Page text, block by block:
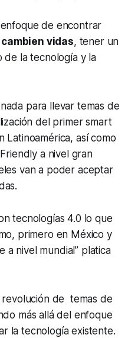
de encontrar
vidas, tener un
de la tecnología y la
para llevar temas de
del primersmart
Latinoamérica, así como
a nivel gran
van a poder aceptar
tecnologías 4.0 lo que
primero en México y
a nivel mundial” platica
revolución de temas de
más allá del enfoque
la tecnología existente.